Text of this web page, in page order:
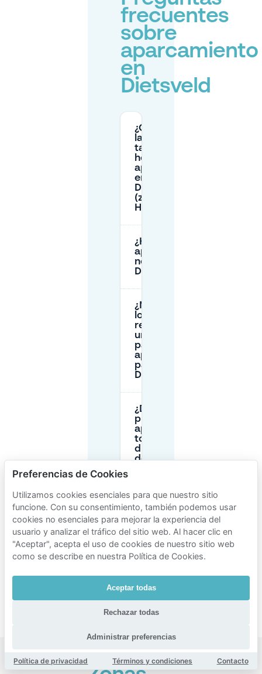
frecuentes
sobre
aparcamiento
en
Dietsveld
¿Cuáles son
las horas y
tarifa por
hora del
aparcamiento
en calle en
Dietsveld
(zona C de
Haarlem)?
¿Hay
aparcamiento
nocturno en
Dietsveld?
¿Necesitan
los
residentes
un permiso
para
aparcar de
pago en
Dietsveld?
¿Dónde
puedo
aparcar
todo el
día cerca
de
¿Cómo
funciona el
aparcamiento
reservado
con
para
Dietsveld?
Preferencias de Cookies
Utilizamos cookies esenciales para que nuestro sitio
funcione. Con su consentimiento, también podemos usar
cookies no esenciales para mejorar la experiencia del
usuario y analizar el tráfico del sitio web. Al hacer clic en
"Aceptar", acepta el uso de cookies de nuestro sitio web
como se describe en nuestra Política de Cookies.
Aceptar todas
Rechazar todas
Administrar preferencias
Política de privacidad Términos y condiciones Contacto